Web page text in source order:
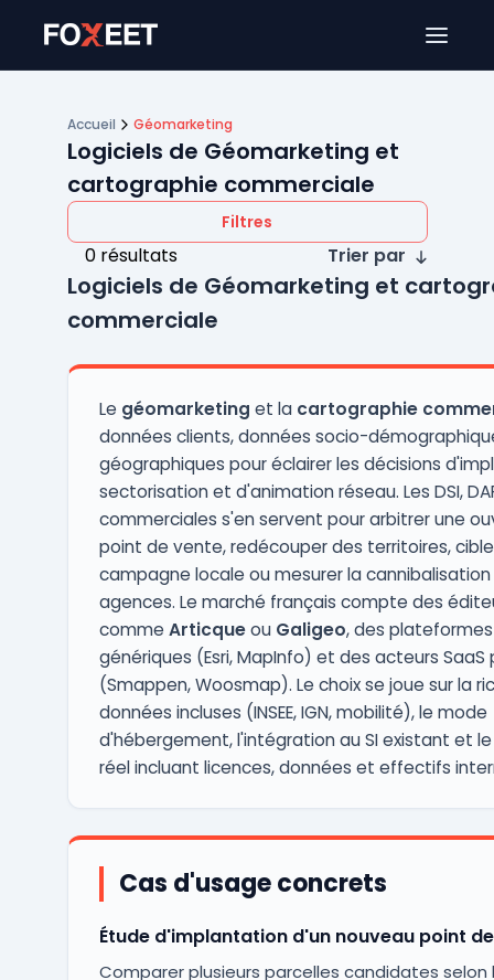
Accueil Géomarketing
Logiciels de Géomarketing et
cartographie commerciale
Filtres
0 résultats Trier par
Logiciels de Géomarketing et
commerciale
Le géomarketing et la cartographie
données clients, données socio-
géographiques pour éclairer les décisions
sectorisation et d'animation réseau. Les DSI,
commerciales s'en servent pour arbitrer une
point de vente, redécouper des territoires,
campagne locale ou mesurer la
agences. Le marché français compte des
comme Articqueou Galigeo, des plateformes
génériques (Esri, MapInfo) et des acteurs SaaS
(Smappen, Woosmap). Le choix se joue sur la
données incluses (INSEE, IGN, mobilité), le mode
d'hébergement, l'intégration au SI existant et
réel incluant licences, données et effectifs
Cas d'usage concrets
Étude d'implantation d'un nouveau point
Comparer plusieurs parcelles candidates selon